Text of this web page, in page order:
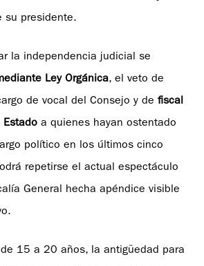
su presidente.
la independencia judicial se
Ley Orgánica, el veto de
de vocal del Consejo y de fiscal
Estado a quienes hayan ostentado
político en los últimos cinco
repetirse el actual espectáculo
General hecha apéndice visible
15 a 20 años, la antigüedad para